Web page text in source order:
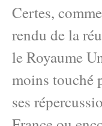
Certes,
rendu de la
le Royaume
moins touché
ses